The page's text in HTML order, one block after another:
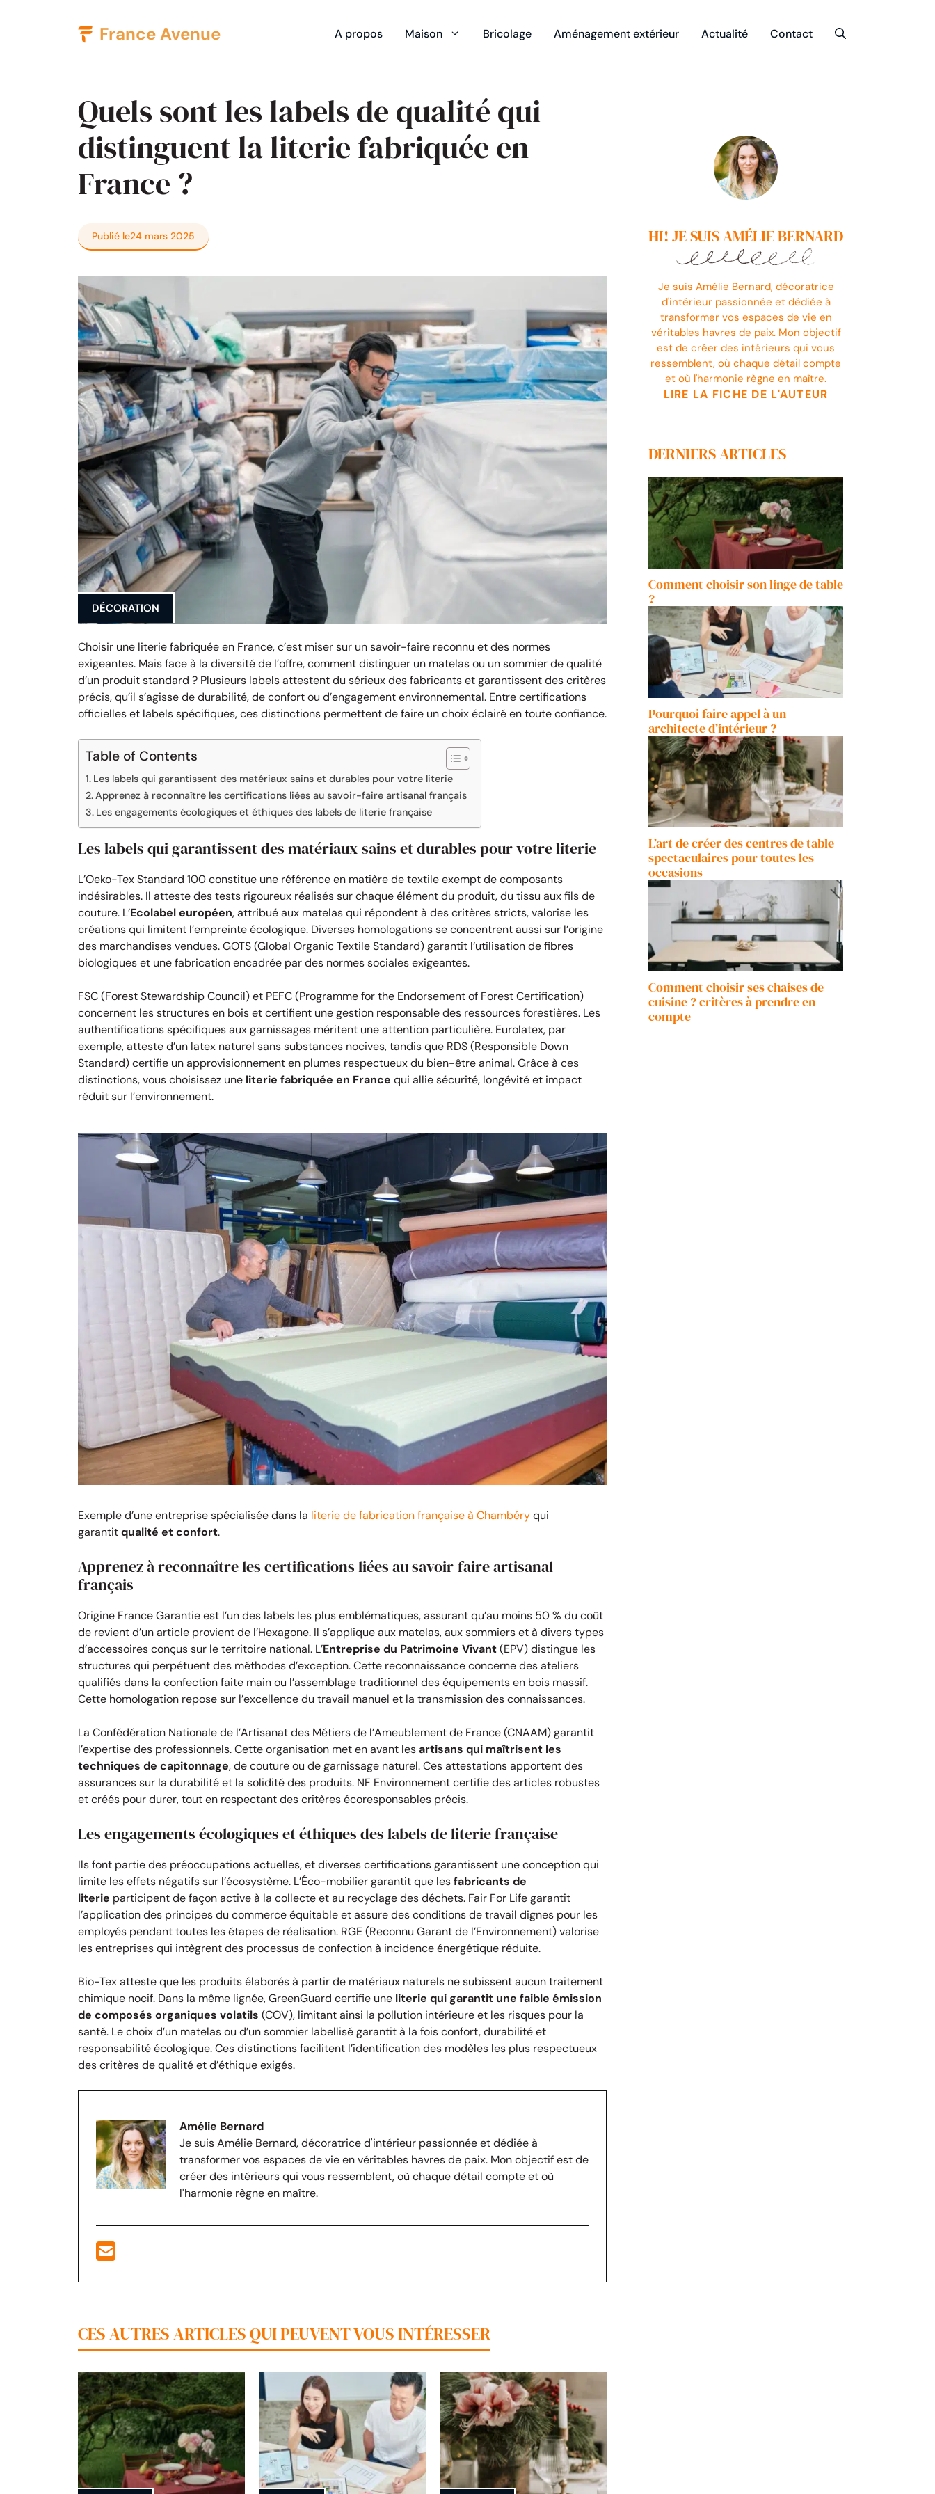
France Avenue A propos Maison Bricolage Aménagement extérieur Actualité Contact
Quels sont les labels de qualité qui
distinguent la literie fabriquée en
France ?
Publié le24 mars 2025
DÉCORATION
Choisir une literie fabriquée en France, c’est miser sur un savoir-faire reconnu et des normes
exigeantes. Mais face à la diversité de l’offre, comment distinguer un matelas ou un sommier de qualité
d’un produit standard ? Plusieurs labels attestent du sérieux des fabricants et garantissent des critères
précis, qu’il s’agisse de durabilité, de confort ou d’engagement environnemental. Entre certifications
officielles et labels spécifiques, ces distinctions permettent de faire un choix éclairé en toute confiance.
Table of Contents
Les labels qui garantissent des matériaux sains et durables pour votre literie
Apprenez à reconnaître les certifications liées au savoir-faire artisanal français
Les engagements écologiques et éthiques des labels de literie française
Les labels qui garantissent des matériaux sains et durables pour votre literie
L’Oeko-Tex Standard 100 constitue une référence en matière de textile exempt de composants
indésirables. Il atteste des tests rigoureux réalisés sur chaque élément du produit, du tissu aux fils de
couture. L’Ecolabel européen, attribué aux matelas qui répondent à des critères stricts, valorise les
créations qui limitent l’empreinte écologique. Diverses homologations se concentrent aussi sur l’origine
des marchandises vendues. GOTS (Global Organic Textile Standard) garantit l’utilisation de fibres
biologiques et une fabrication encadrée par des normes sociales exigeantes.
FSC (Forest Stewardship Council) et PEFC (Programme for the Endorsement of Forest Certification)
concernent les structures en bois et certifient une gestion responsable des ressources forestières. Les
authentifications spécifiques aux garnissages méritent une attention particulière. Eurolatex, par
exemple, atteste d’un latex naturel sans substances nocives, tandis que RDS (Responsible Down
Standard) certifie un approvisionnement en plumes respectueux du bien-être animal. Grâce à ces
distinctions, vous choisissez une literie fabriquée en France qui allie sécurité, longévité et impact
réduit sur l’environnement.
Exemple d’une entreprise spécialisée dans la literie de fabrication française à Chambéryqui
garantitqualité et confort.
Apprenez à reconnaître les certifications liées au savoir-faire artisanal
français
Origine France Garantie est l’un des labels les plus emblématiques, assurant qu’au moins 50 % du coût
de revient d’un article provient de l’Hexagone. Il s’applique aux matelas, aux sommiers et à divers types
d’accessoires conçus sur le territoire national. L’Entreprise du Patrimoine Vivant(EPV) distingue les
structures qui perpétuent des méthodes d’exception. Cette reconnaissance concerne des ateliers
qualifiés dans la confection faite main ou l’assemblage traditionnel des équipements en bois massif.
Cette homologation repose sur l’excellence du travail manuel et la transmission des connaissances.
La Confédération Nationale de l’Artisanat des Métiers de l’Ameublement de France (CNAAM) garantit
l’expertise des professionnels. Cette organisation met en avant lesartisans qui maîtrisent les
techniques de capitonnage, de couture ou de garnissage naturel. Ces attestations apportent des
assurances sur la durabilité et la solidité des produits. NF Environnement certifie des articles robustes
et créés pour durer, tout en respectant des critères écoresponsables précis.
Les engagements écologiques et éthiques des labels de literie française
Ils font partie des préoccupations actuelles, et diverses certifications garantissent une conception qui
limite les effets négatifs sur l’écosystème. L’Éco-mobilier garantit que lesfabricants de
literie participent de façon active à la collecte et au recyclage des déchets. Fair For Life garantit
l’application des principes du commerce équitable et assure des conditions de travail dignes pour les
employés pendant toutes les étapes de réalisation. RGE (Reconnu Garant de l’Environnement) valorise
les entreprises qui intègrent des processus de confection à incidence énergétique réduite.
Bio-Tex atteste que les produits élaborés à partir de matériaux naturels ne subissent aucun traitement
chimique nocif. Dans la même lignée, GreenGuard certifie une literie qui garantit une faible émission
de composés organiques volatils (COV), limitant ainsi la pollution intérieure et les risques pour la
santé. Le choix d’un matelas ou d’un sommier labellisé garantit à la fois confort, durabilité et
responsabilité écologique. Ces distinctions facilitent l’identification des modèles les plus respectueux
des critères de qualité et d’éthique exigés.
Amélie Bernard
Je suis Amélie Bernard, décoratrice d'intérieur passionnée et dédiée à
transformer vos espaces de vie en véritables havres de paix. Mon objectif est de
créer des intérieurs qui vous ressemblent, où chaque détail compte et où
l'harmonie règne en maître.
CES AUTRES ARTICLES QUI PEUVENT VOUS INTÉRESSER
HI! JE SUIS AMÉLIE BERNARD
Je suis Amélie Bernard, décoratrice
d'intérieur passionnée et dédiée à
transformer vos espaces de vie en
véritables havres de paix. Mon objectif
est de créer des intérieurs qui vous
ressemblent, où chaque détail compte
et où l'harmonie règne en maître.
LIRE LA FICHE DE L'AUTEUR
DERNIERS ARTICLES
Comment choisir son linge de table
?
Pourquoi faire appel à un
architecte d’intérieur ?
L’art de créer des centres de table
spectaculaires pour toutes les
occasions
Comment choisir ses chaises de
cuisine ? critères à prendre en
compte